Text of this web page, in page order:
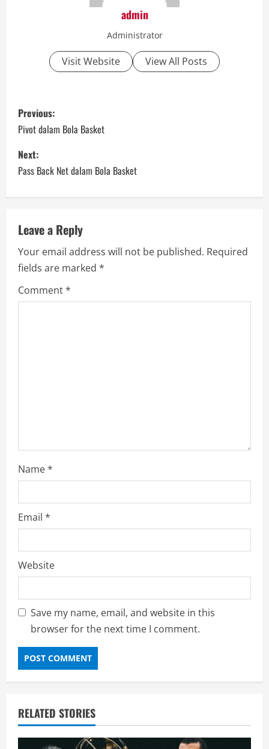
admin
Administrator
Visit Website View All Posts
P
o
s
t
a
v
i
g
Previous:
Pivot dalam Bola Basket
Next:
Pass Back Net dalam Bola Basket
Leave a Reply
Your email address will not be published. Required
fields are marked *
Comment*
Name*
Email *
Website
Save my name, email, and website in this
browser for the next time I comment.
RELATED STORIES